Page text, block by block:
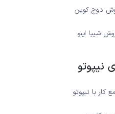
دوج کوین
شیبا اینو
نیپوتو
کار با نیپوتو